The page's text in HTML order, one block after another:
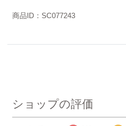
商品ID：SC077243
ショップの評価